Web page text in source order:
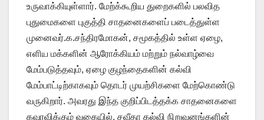
உருவாக்கியுள்ளார். மேற்க்கூறிய துறைகளில் பலவித
புதுமைகளை புகுத்தி சாதனைகளைப் படைத்துள்ள
முனைவர்.க.சந்திரமோகன், சமூகத்தில் உள்ள ஏழை,
எளிய மக்களின் ஆரோக்கியம் மற்றும் நல்வாழ்வை
மேம்படுத்தவும், ஏழை குழந்தைகளின் கல்வி
மேம்பாட்டிற்காகவும் தொடர் முயற்சிகளை மேற்கொண்டு
வருகிறார். அவரது இந்த குறிப்பிடத்தக்க சாதனைகளை
கவுரவிக்கும் வகையில், சவீதா கல்வி நிறுவனங்களின்